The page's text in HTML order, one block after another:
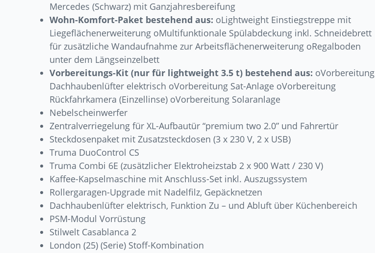
Mercedes (Schwarz) mit Ganzjahresbereifung
Wohn-Komfort-Paket bestehend aus: oLightweight Einstiegstreppe mit
Liegeflächenerweiterung oMultifunktionale Spülabdeckung inkl. Schneidebrett
für zusätzliche Wandaufnahme zur Arbeitsflächenerweiterung oRegalboden
unter dem Längseinzelbett
Vorbereitungs-Kit (nur für lightweight 3.5 t) bestehend aus: oVorbereitung
Dachhaubenlüfter elektrisch oVorbereitung Sat-Anlage oVorbereitung
Rückfahrkamera (Einzellinse) oVorbereitung Solaranlage
Nebelscheinwerfer
Zentralverriegelung für XL-Aufbautür “premium two 2.0” und Fahrertür
Steckdosenpaket mit Zusatzsteckdosen (3 x 230 V, 2 x USB)
Truma DuoControl CS
Truma Combi 6E (zusätzlicher Elektroheizstab 2 x 900 Watt / 230 V)
Kaffee-Kapselmaschine mit Anschluss-Set inkl. Auszugssystem
Rollergaragen-Upgrade mit Nadelfilz, Gepäcknetzen
Dachhaubenlüfter elektrisch, Funktion Zu – und Abluft über Küchenbereich
PSM-Modul Vorrüstung
Stilwelt Casablanca 2
London (25) (Serie) Stoff-Kombination